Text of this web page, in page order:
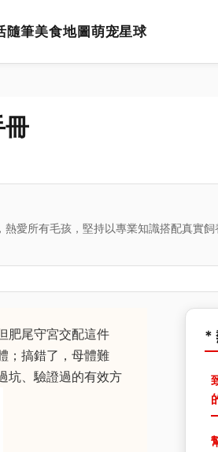
隨筆美食地圖萌宠星球
愛所有毛孩，堅持以專業知識搭配真實
肥尾守宮交配這件
；搞錯了，母體難
坑、驗證過的有效方
*